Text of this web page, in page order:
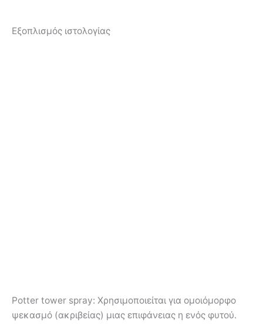
Εξοπλισμός ιστολογίας
Potter tower spray: Χρησιμοποιείται για ομοιόμορφο
ψεκασμό (ακριβείας) μιας επιφάνειας η ενός φυτού.